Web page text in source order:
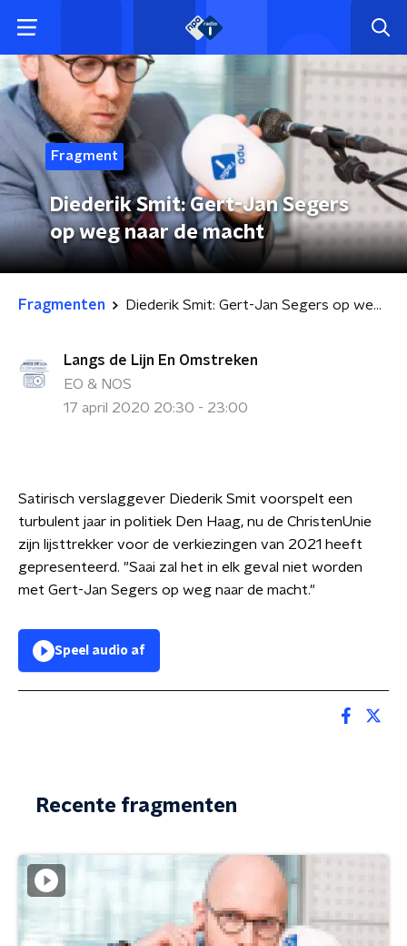
Fragment
Diederik Smit: Gert-Jan Segers
op weg naar de macht
Fragmenten Diederik Smit: Gert-Jan Segers op weg naar de macht
Langs de Lijn En Omstreken
EO & NOS
17 april 2020 20:30 - 23:00
Satirisch verslaggever Diederik Smit voorspelt een
turbulent jaar in politiek Den Haag, nu de ChristenUnie
zijn lijsttrekker voor de verkiezingen van 2021 heeft
gepresenteerd. "Saai zal het in elk geval niet worden
met Gert-Jan Segers op weg naar de macht."
Speel audio af
Recente fragmenten